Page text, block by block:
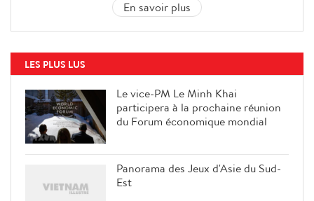
En savoir plus
LES PLUS LUS
Le vice-PM Le Minh Khai
participera à la prochaine réunion
du Forum économique mondial
Panorama des Jeux d'Asie du Sud-
Est